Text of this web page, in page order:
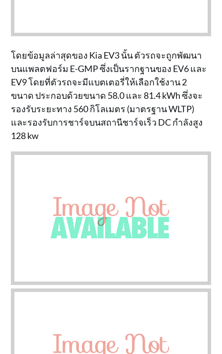
โดยข้อมูลล่าสุดของ Kia EV3 นั้น ตัวรถจะถูกพัฒนา
บนแพลตฟอร์ม E-GMP ซึ่งเป็นรากฐานของ EV6 และ
EV9 โดยที่ตัวรถจะมีแบตเตอรี่ให้เลือกใช้งาน 2
ขนาด ประกอบด้วยขนาด 58.0 และ 81.4 kWh ซึ่งจะ
รองรับระยะทาง 560 กิโลเมตร (มาตรฐาน WLTP)
และรองรับการชาร์จบนสถานีชาร์จเร็ว DC กำลังสูง
128 kw